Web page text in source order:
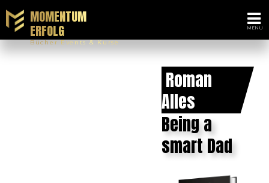
MOMENTUM
ERFOLG
Bücher Events & Kurse
Roman
Alles
Being a
smart Dad